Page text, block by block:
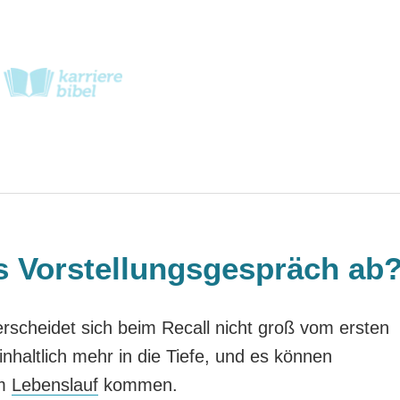
Vorstellungsgespräch
sich beim Recall nicht groß vom ersten
mehr in die Tiefe, und es können
Lebenslaufkommen.